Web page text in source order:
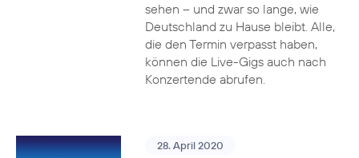
sehen – und zwar so lange, wie
Deutschland zu Hause bleibt. Alle,
die den Termin verpasst haben,
können die Live-Gigs auch nach
Konzertende abrufen.
28. April 2020